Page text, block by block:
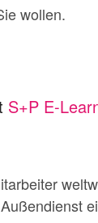
wollen.
S+P E-